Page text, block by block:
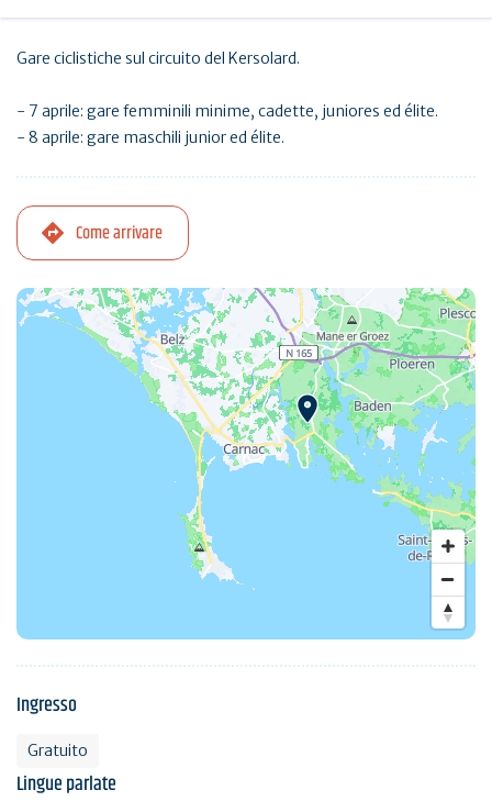
Gare ciclistiche sul circuito del Kersolard.
- 7 aprile: gare femminili minime, cadette, juniores ed élite.
- 8 aprile: gare maschili junior ed élite.
Come arrivare
Ingresso
Gratuito
Lingue parlate